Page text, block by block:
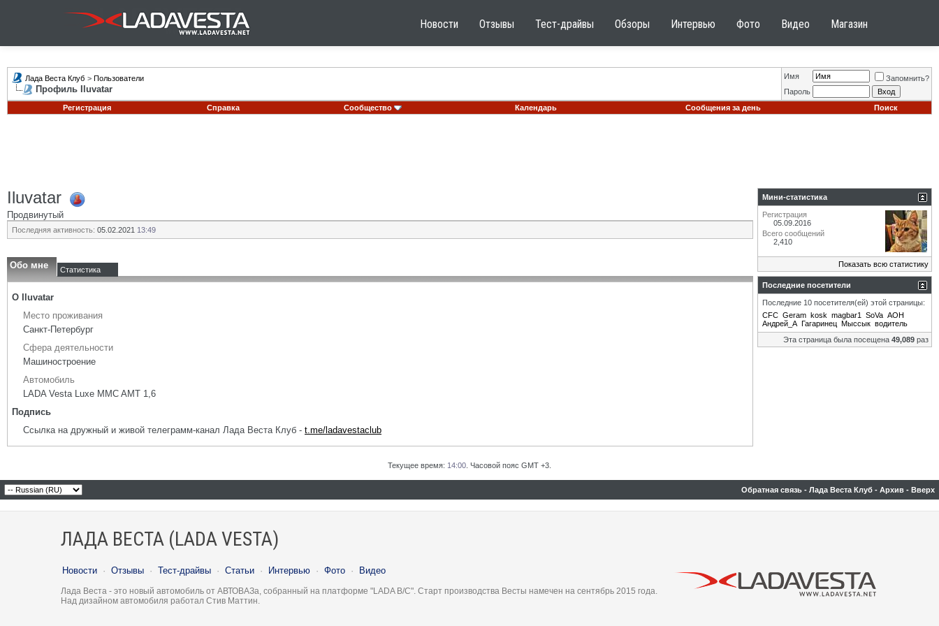
Новости Отзывы Тест-драйвы Обзоры Интервью Фото Видео Магазин
Лада Веста Клуб > Пользователи
Профиль Iluvatar
Имя
Запомнить?
Пароль
Регистрация
Справка Сообщество Календарь Сообщения за день Поиск
Iluvatar
Продвинутый
Последняя активность: 05.02.2021 13:49
Обо мне Статистика
О Iluvatar
Место проживания
Санкт-Петербург
Сфера деятельности
Машиностроение
Автомобиль
LADA Vesta Luxe MMC AMT 1,6
Подпись
Ссылка на дружный и живой телеграмм-канал Лада Веста Клуб - t.me/ladavestaclub
Мини-статистика
Регистрация
05.09.2016
Всего сообщений
2,410
Показать всю статистику
Последние посетители
Последние 10 посетителя(ей) этой страницы:
CFC Geram kosk magbar1 SoVa АОН
Андрей_А Гагаринец Мыссык водитель
Эта страница была посещена 49,089 раз
Текущее время: 14:00 . Часовой пояс GMT +3.
Обратная связь - Лада Веста Клуб - Архив - Вверх
ЛАДА ВЕСТА (LADA VESTA)
Новости · Отзывы · Тест-драйвы · Статьи · Интервью · Фото · Видео
Лада Веста - это новый автомобиль от АВТОВАЗа, собранный на платформе "LADA B/C". Старт производства Весты намечен на сентябрь 2015 года.
Над дизайном автомобиля работал Стив Маттин.